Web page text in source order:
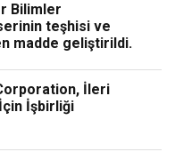
Bilimler
teşhisi ve
madde geliştirildi.
İleri
İşbirliği